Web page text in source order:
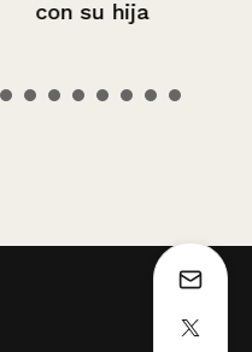
con su hija